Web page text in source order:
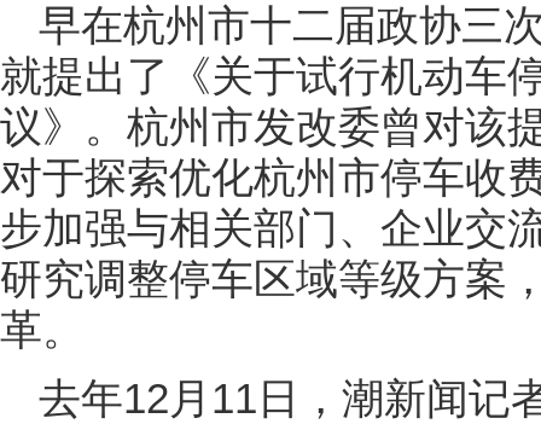
早在杭州市十二届政协三
就提出了《关于试行机动车
议》。杭州市发改委曾对该
对于探索优化杭州市停车收
步加强与相关部门、企业交
研究调整停车区域等级方案
革。
去年12月11日，潮新闻记